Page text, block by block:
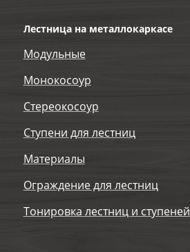
Лестница на металлокаркасе
Модульные
Монокосоур
Стереокосоур
Ступени для лестниц
Материалы
Ограждение для лестниц
Тонировка лестниц и ступеней